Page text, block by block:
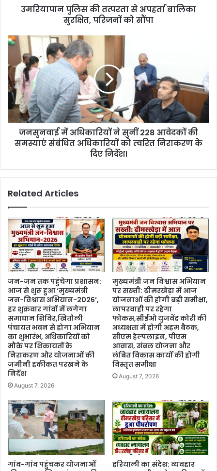
s
s
उमरियापान पुलिस की तत्परता से अपहर्ता बालिका
सुरक्षित, परिजनों को सौंपा
जनसुनवाई में अधिकारियों ने सुनीं 228 आवेदकों की
समस्याएं संबंधित अधिकारियों को त्‍वरित निराकरण के
दिए निर्देश।
Related Articles
जन-जन तक पहुंचेगा प्रशासन:
आज से शुरू हुआ ‘मुख्यमंत्री
जन-विश्वास अभियान-2026’,
हर शुक्रवार गांवों में लगेगा
समाधान शिविर,खितौली
पंचायत भवन से होगा अभियान
का शुभारंभ, अधिकारियों को
मौके पर शिकायतों के
निराकरण और योजनाओं की
जमीनी हकीकत परखने के
निर्देश
August 7, 2026
मुख्यमंत्री जन विश्वास अभियान
पर सख्ती: ढीमरखेड़ा में आज
योजनाओं की होगी बड़ी समीक्षा,
लापरवाही पर रहेगा
फोकस,सीईओ युजवेंद्र कोरी की
अध्यक्षता में होगी अहम बैठक,
सीएम हेल्पलाइन, पीएम
आवास, संबल योजना और
लंबित विकास कार्यों की होगी
विस्तृत समीक्षा
August 7, 2026
गांव-गांव पहुंचकर योजनाओं
हरियाली का संदेश: व्यवहार